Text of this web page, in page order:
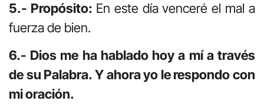
5.- Propósito: En este día venceré el mal a
fuerza de bien.
6.- Dios me ha hablado hoy a mí a través
de su Palabra. Y ahora yo le respondo con
mi oración.